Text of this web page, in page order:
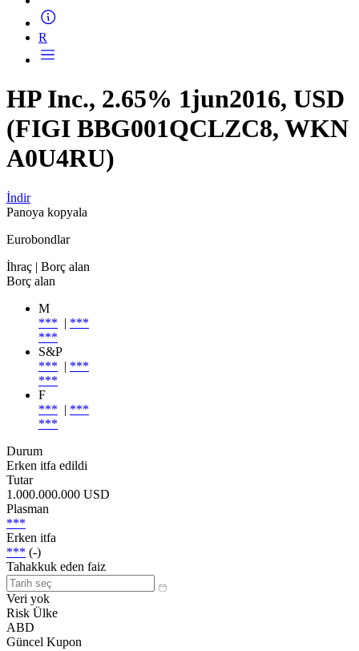
R
HP Inc., 2.65% 1jun2016, USD
(FIGI BBG001QCLZC8, WKN
A0U4RU)
İndir
Panoya kopyala
Eurobondlar
İhraç | Borç alan
Borç alan
M
*** | ***
***
S&P
*** | ***
***
F
*** | ***
***
Durum
Erken itfa edildi
Tutar
1.000.000.000 USD
Plasman
***
Erken itfa
*** (-)
Tahakkuk eden faiz
Veri yok
Risk Ülke
ABD
Güncel Kupon